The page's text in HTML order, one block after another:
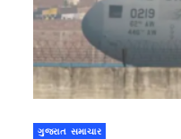
ગુજરાત સમાચાર